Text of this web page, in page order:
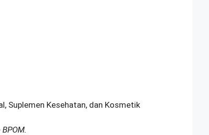
Suplemen Kesehatan, dan Kosmetik